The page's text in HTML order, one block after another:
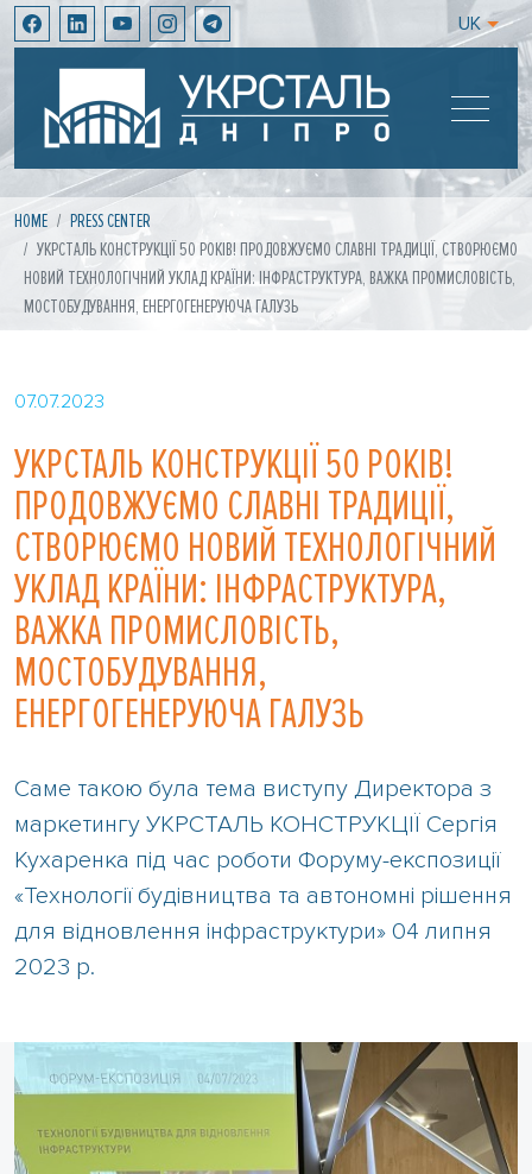
UK
HOME
PRESS CENTER
УКРСТАЛЬ КОНСТРУКЦІЇ 50 РОКІВ! ПРОДОВЖУЄМО СЛАВНІ ТРАДИЦІЇ, СТВОРЮЄМО
НОВИЙ ТЕХНОЛОГІЧНИЙ УКЛАД КРАЇНИ: ІНФРАСТРУКТУРА, ВАЖКА ПРОМИСЛОВІСТЬ,
МОСТОБУДУВАННЯ, ЕНЕРГОГЕНЕРУЮЧА ГАЛУЗЬ
07.07.2023
УКРСТАЛЬ КОНСТРУКЦІЇ 50 РОКІВ!
ПРОДОВЖУЄМО СЛАВНІ ТРАДИЦІЇ,
СТВОРЮЄМО НОВИЙ ТЕХНОЛОГІЧНИЙ
УКЛАД КРАЇНИ: ІНФРАСТРУКТУРА,
ВАЖКА ПРОМИСЛОВІСТЬ,
МОСТОБУДУВАННЯ,
ЕНЕРГОГЕНЕРУЮЧА ГАЛУЗЬ
Саме такою була тема виступу Директора з
маркетингу УКРСТАЛЬ КОНСТРУКЦІЇ Сергія
Кухаренка під час роботи Форуму-експозиції
«Технології будівництва та автономні рішення
для відновлення інфраструктури» 04 липня
2023 р.